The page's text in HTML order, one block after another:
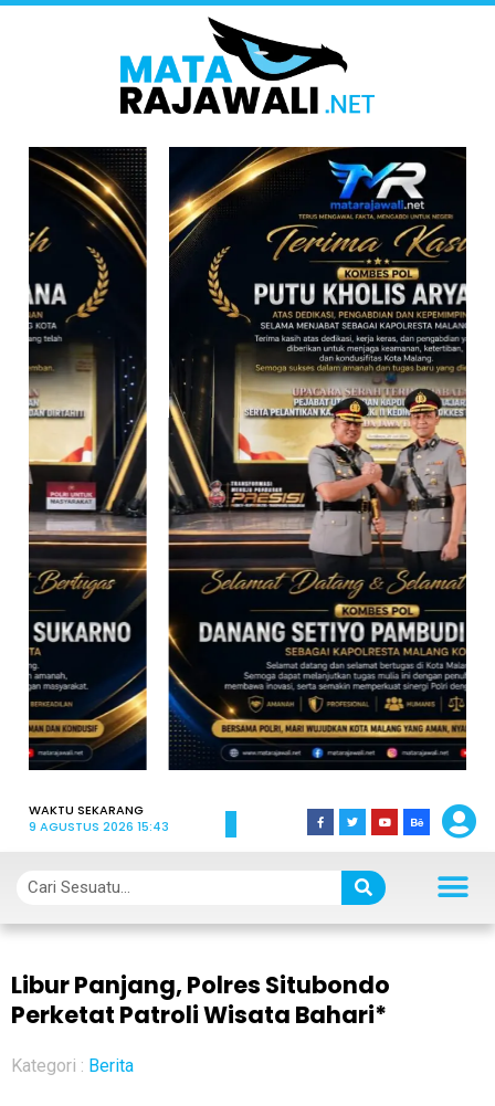
WAKTU SEKARANG
9 AGUSTUS 2026 15:43
Libur Panjang, Polres Situbondo
Perketat Patroli Wisata Bahari*
Kategori : Berita